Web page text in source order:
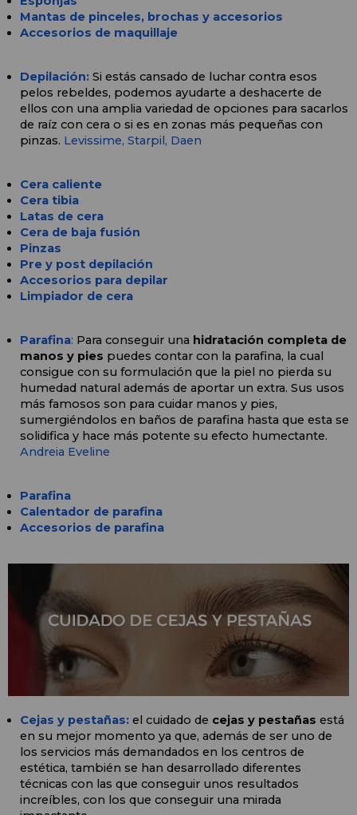
Mantas de pinceles, brochas y accesorios
Accesorios de maquillaje
Depilación: Si estás cansado de luchar contra esos
pelos rebeldes, podemos ayudarte a deshacerte de
ellos con una amplia variedad de opciones para sacarlos
de raíz con cera o si es en zonas más pequeñas con
pinzas. Levissime, Starpil, Daen
Cera caliente
Cera tibia
Latas de cera
Cera de baja fusión
Pinzas
Pre y post depilación
Accesorios para depilar
Limpiador de cera
Parafina: Para conseguir una hidratación completa de
manos y pies puedes contar con la parafina, la cual
consigue con su formulación que la piel no pierda su
humedad natural además de aportar un extra. Sus usos
más famosos son para cuidar manos y pies,
sumergiéndolos en baños de parafina hasta que esta se
Andreia Eveline
Parafina
Calentador de parafina
Accesorios de parafina
Cejas y pestañas: el cuidado de cejas y pestañas está
en su mejor momento ya que, además de ser uno de
los servicios más demandados en los centros de
estética, también se han desarrollado diferentes
técnicas con las que conseguir unos resultados
increíbles, con los que conseguir una mirada